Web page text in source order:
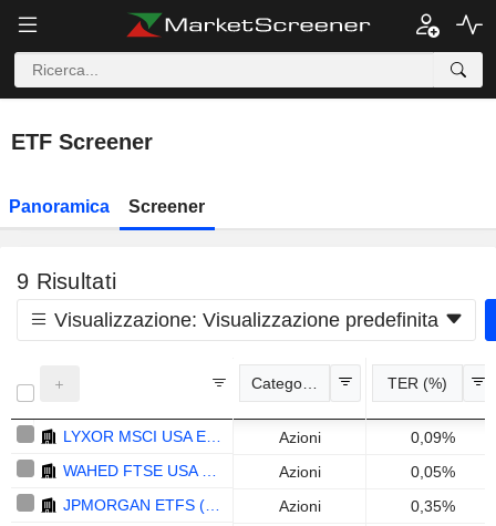
ETF Screener
Panoramica Screener
9 Risultati
Visualizzazione: Visualizzazione predefinita
Categoria TER (%)
Azioni
0,09%
Azioni
0,05%
Azioni
0,35%